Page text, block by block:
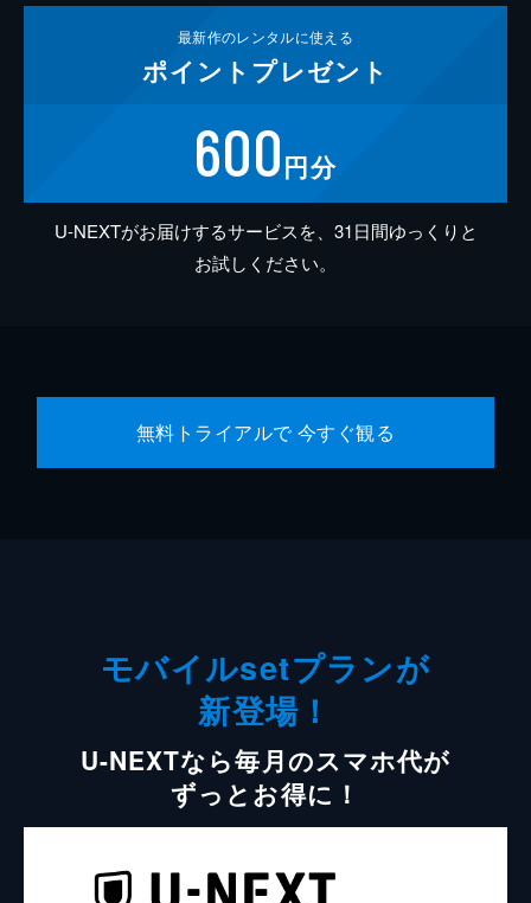
最新作のレンタルに使える
ポイント プレゼント
600円分
U-NEXTがお届けするサービスを、31日間ゆっくりと
お試しください。
無料トライアルで 今すぐ観る
モバイルsetプランが
新登場！
U-NEXTなら毎月のスマホ代が
ずっとお得に！